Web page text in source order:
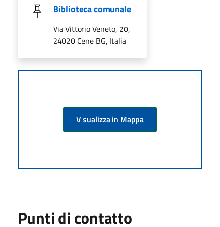
Biblioteca comunale
Via Vittorio Veneto, 20,
24020 Cene BG, Italia
Visualizza in Mappa
Punti di contatto